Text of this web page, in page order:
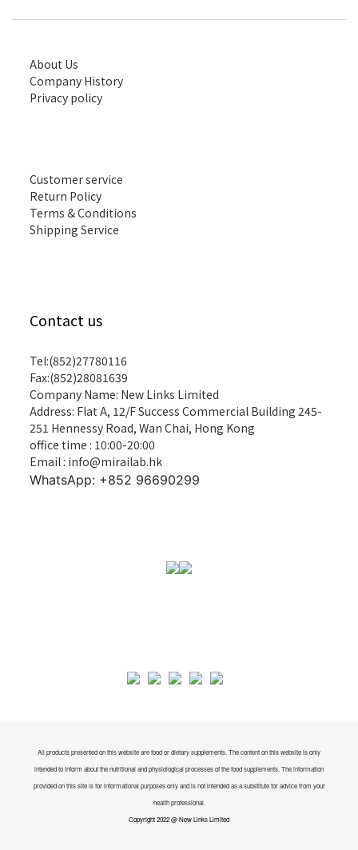
About Us
Company History
Privacy policy
Customer service
Return Policy
Terms & Conditions
Shipping Service
Contact us
Tel:(852)27780116
Fax:(852)28081639
Company Name: New Links Limited
Address: Flat A, 12/F Success Commercial Building 245-
251 Hennessy Road, Wan Chai, Hong Kong
office time : 10:00-20:00
Email : info@mirailab.hk
WhatsApp: +852 96690299
All products presented on this website are food or dietary supplements. The content on this website is only
intended to inform about the nutritional and physiological processes of the food supplements. The information
provided on this site is for informational purposes only and is not intended as a substitute for advice from your
health professional.
Copyright 2022 @ New Links Limited